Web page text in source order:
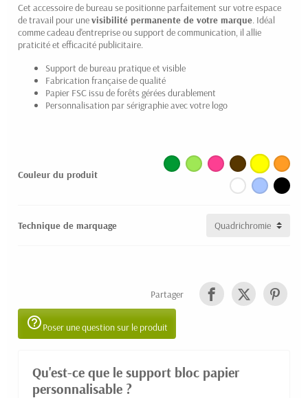
Cet accessoire de bureau se positionne parfaitement sur votre espace
de travail pour unevisibilité permanente de votre marque . Idéal
comme cadeau d'entreprise ou support de communication, il allie
praticité et efficacité publicitaire.
Support de bureau pratique et visible
Fabrication française de qualité
Papier FSC issu de forêts gérées durablement
Personnalisation par sérigraphie avec votre logo
Couleur du produit
Technique de marquage
Partager
help_outlinePoser une question sur le produit
Qu'est-ce que le support bloc papier
personnalisable ?